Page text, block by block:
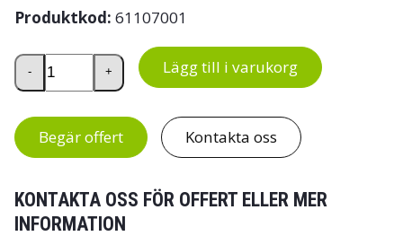
Produktkod: 61107001
Lådhurts 55/37-1 mängd
- + Lägg till i varukorg
Begär offert Kontakta oss
KONTAKTA OSS FÖR OFFERT ELLER MER
INFORMATION